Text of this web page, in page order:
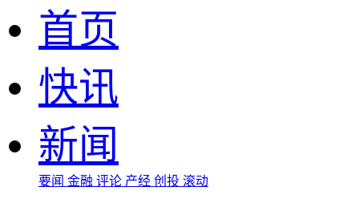
首页
快讯
新闻
要闻 金融 评论 产经 创投 滚动